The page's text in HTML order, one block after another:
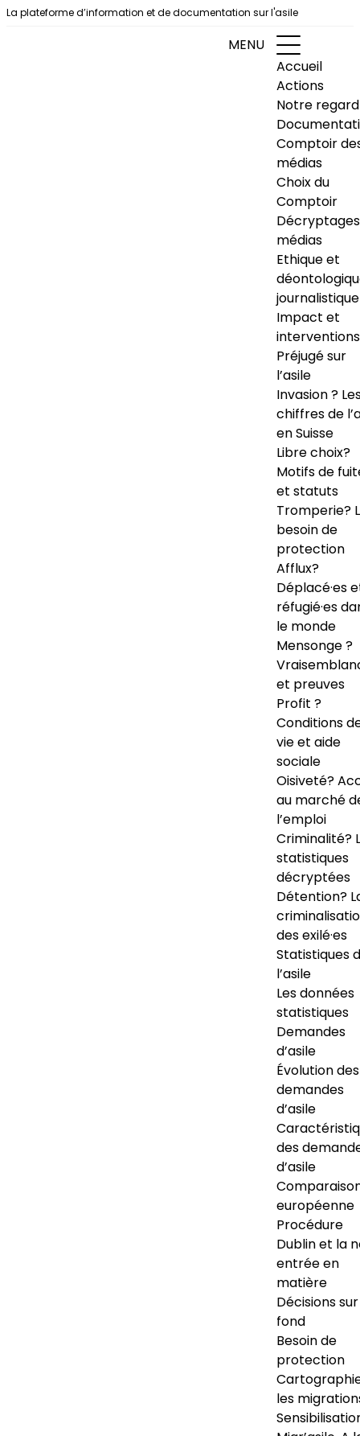
Aller au contenu
La plateforme d’information et de documentation sur l'asile
MENU
Accueil
Actions
Notre regard
Comptoir
médias
Choix du
Comptoir
Décryptages
médias
Ethique et
journalistique
Impact et
interventions
Préjugé sur
l’asile
Invasion ?
chiffres de
en Suisse
Libre choix?
Motifs de
et statuts
Tromperie?
besoin de
protection
Afflux?
Déplacé·es
réfugié·es
le monde
Mensonge ?
et preuves
Profit ?
Conditions
vie et aide
sociale
Oisiveté?
au marché
l’emploi
Criminalité?
statistiques
décryptées
Détention?
des exilé·es
Statistiques
l’asile
Les données
statistiques
Demandes
d’asile
Évolution des
demandes
d’asile
des
d’asile
européenne
Procédure
Dublin et la
entrée en
matière
Décisions
fond
Besoin de
protection
les